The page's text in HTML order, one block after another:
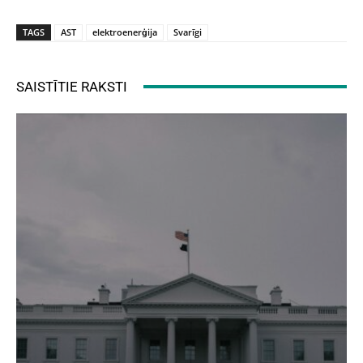
TAGS AST elektroenerģija Svarīgi
SAISTĪTIE RAKSTI